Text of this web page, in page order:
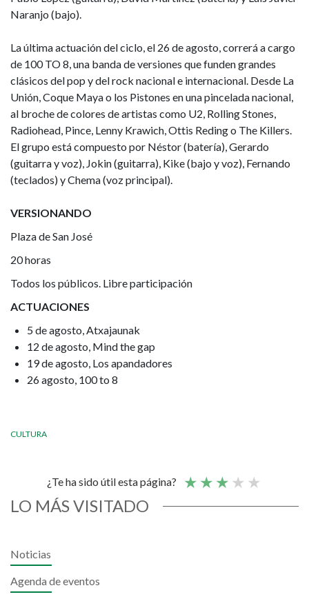
Naranjo (bajo).
La última actuación del ciclo, el 26 de agosto, correrá a cargo
de 100 TO 8, una banda de versiones que funden grandes
clásicos del pop y del rock nacional e internacional. Desde La
Unión, Coque Maya o los Pistones en una pincelada nacional,
al broche de colores de artistas como U2, Rolling Stones,
Radiohead, Pince, Lenny Krawich, Ottis Reding o The Killers.
El grupo está compuesto por Néstor (batería), Gerardo
(guitarra y voz), Jokin (guitarra), Kike (bajo y voz), Fernando
(teclados) y Chema (voz principal).
VERSIONANDO
Plaza de San José
20 horas
Todos los públicos. Libre participación
ACTUACIONES
5 de agosto, Atxajaunak
12 de agosto, Mind the gap
19 de agosto, Los apandadores
26 agosto, 100 to 8
CULTURA
¿Te ha sido útil esta página?
LO MÁS VISITADO
Noticias
Agenda de eventos